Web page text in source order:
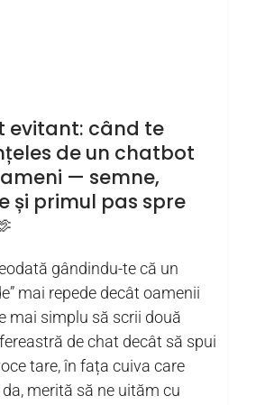
evitant: când te
de un chatbot
— semne,
și primul pas spre
gândindu-te că un
mai repede decât oamenii
mai simplu să scrii două
de chat decât să spui
tare, în fața cuiva care
merită să ne uităm cu